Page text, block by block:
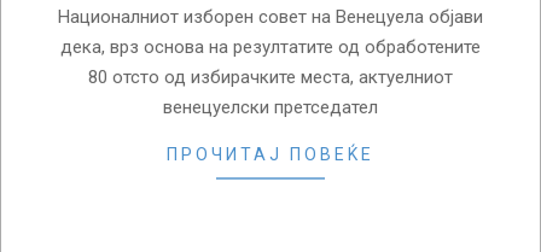
Националниот изборен совет на Венецуела објави
дека, врз основа на резултатите од обработените
80 отсто од избирачките места, актуелниот
венецуелски претседател
ПРОЧИТАЈ ПОВЕЌЕ